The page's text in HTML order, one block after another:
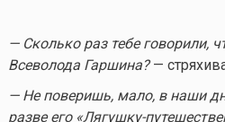
— Сколько раз тебе говорили,
Всеволода Гаршина?—
— Не поверишь, мало, в наши
разве его «Лягушку-